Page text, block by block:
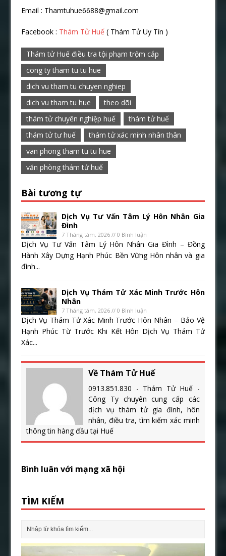
Email : Thamtuhue6688@gmail.com
Facebook : Thám Tử Huế ( Thám Tử Uy Tín )
Thám tử Huế điều tra tội phạm trộm cắp
cong ty tham tu tu hue
dich vu tham tu chuyen nghiep
dich vu tham tu hue
theo dõi
thám tử chuyên nghiệp huế
thám tử huế
thám tử tư huế
thám tử xác minh nhân thân
van phong tham tu tu hue
văn phòng thám tử huế
Bài tương tự
Dịch Vụ Tư Vấn Tâm Lý Hôn Nhân Gia
Đình
7 Tháng tám, 2026 // 0 Bình luận
Dịch Vụ Tư Vấn Tâm Lý Hôn Nhân Gia Đình – Đồng
Hành Xây Dựng Hạnh Phúc Bền Vững Hôn nhân và gia
đình...
Dịch Vụ Thám Tử Xác Minh Trước Hôn
Nhân
7 Tháng tám, 2026 // 0 Bình luận
Dịch Vụ Thám Tử Xác Minh Trước Hôn Nhân – Bảo Vệ
Hạnh Phúc Từ Trước Khi Kết Hôn Dịch Vụ Thám Tử
Xác...
Về Thám Tử Huế
0913.851.830 - Thám Tử Huế -
Công Ty chuyên cung cấp các
dịch vụ thám tử gia đình, hôn
nhân, điều tra, tìm kiếm xác minh
thông tin hàng đầu tại Huế
Bình luân với mạng xã hội
TÌM KIẾM